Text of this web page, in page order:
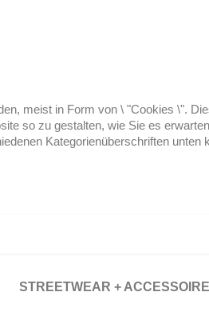
meist in Form von \ "Cookies \".
so zu gestalten, wie Sie es
Kategorienüberschriften
STREETWEAR +